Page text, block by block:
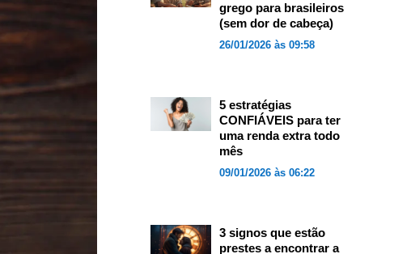
grego para brasileiros
(sem dor de cabeça)
26/01/2026 às 09:58
5 estratégias
CONFIÁVEIS para ter
uma renda extra todo
mês
09/01/2026 às 06:22
3 signos que estão
prestes a encontrar a